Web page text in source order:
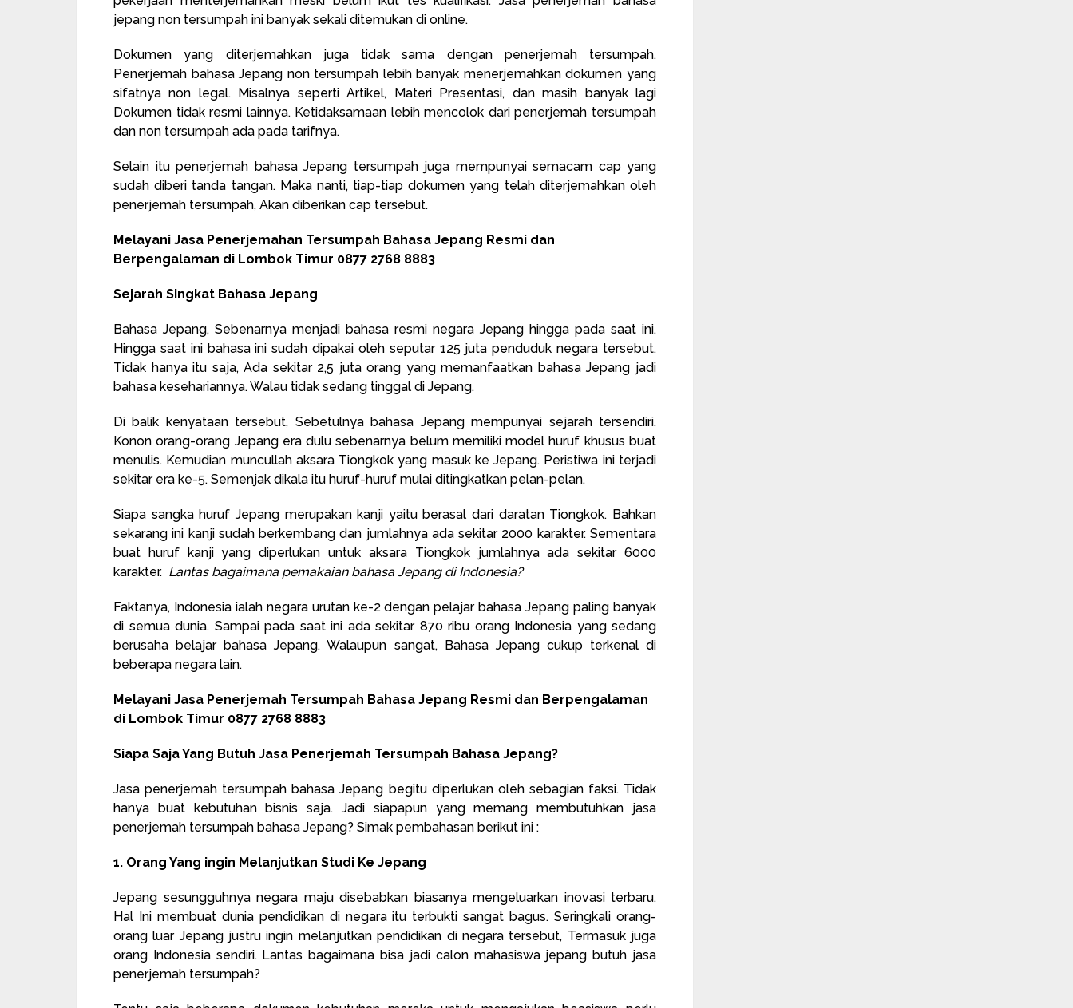
jepang non tersumpah ini banyak sekali ditemukan di online.
Dokumen yang diterjemahkan juga tidak sama dengan penerjemah tersumpah.
Penerjemah bahasa Jepang non tersumpah lebih banyak menerjemahkan dokumen yang
sifatnya non legal. Misalnya seperti Artikel, Materi Presentasi, dan masih banyak lagi
Dokumen tidak resmi lainnya. Ketidaksamaan lebih mencolok dari penerjemah tersumpah
dan non tersumpah ada pada tarifnya.
Selain itu penerjemah bahasa Jepang tersumpah juga mempunyai semacam cap yang
sudah diberi tanda tangan. Maka nanti, tiap-tiap dokumen yang telah diterjemahkan oleh
penerjemah tersumpah, Akan diberikan cap tersebut.
Melayani Jasa Penerjemahan Tersumpah Bahasa Jepang Resmi dan
Berpengalaman di Lombok Timur 0877 2768 8883
Sejarah Singkat Bahasa Jepang
Bahasa Jepang, Sebenarnya menjadi bahasa resmi negara Jepang hingga pada saat ini.
Hingga saat ini bahasa ini sudah dipakai oleh seputar 125 juta penduduk negara tersebut.
Tidak hanya itu saja, Ada sekitar 2,5 juta orang yang memanfaatkan bahasa Jepang jadi
bahasa kesehariannya. Walau tidak sedang tinggal di Jepang.
Di balik kenyataan tersebut, Sebetulnya bahasa Jepang mempunyai sejarah tersendiri.
Konon orang-orang Jepang era dulu sebenarnya belum memiliki model huruf khusus buat
menulis. Kemudian muncullah aksara Tiongkok yang masuk ke Jepang. Peristiwa ini terjadi
sekitar era ke-5. Semenjak dikala itu huruf-huruf mulai ditingkatkan pelan-pelan.
Siapa sangka huruf Jepang merupakan kanji yaitu berasal dari daratan Tiongkok. Bahkan
sekarang ini kanji sudah berkembang dan jumlahnya ada sekitar 2000 karakter. Sementara
buat huruf kanji yang diperlukan untuk aksara Tiongkok jumlahnya ada sekitar 6000
karakter. Lantas bagaimana pemakaian bahasa Jepang di Indonesia?
Faktanya, Indonesia ialah negara urutan ke-2 dengan pelajar bahasa Jepang paling banyak
di semua dunia. Sampai pada saat ini ada sekitar 870 ribu orang Indonesia yang sedang
berusaha belajar bahasa Jepang. Walaupun sangat, Bahasa Jepang cukup terkenal di
beberapa negara lain.
Melayani Jasa Penerjemah Tersumpah Bahasa Jepang Resmi dan Berpengalaman
di Lombok Timur 0877 2768 8883
Siapa Saja Yang Butuh Jasa Penerjemah Tersumpah Bahasa Jepang?
Jasa penerjemah tersumpah bahasa Jepang begitu diperlukan oleh sebagian faksi. Tidak
hanya buat kebutuhan bisnis saja. Jadi siapapun yang memang membutuhkan jasa
penerjemah tersumpah bahasa Jepang? Simak pembahasan berikut ini :
1. Orang Yang ingin Melanjutkan Studi Ke Jepang
Jepang sesungguhnya negara maju disebabkan biasanya mengeluarkan inovasi terbaru.
Hal Ini membuat dunia pendidikan di negara itu terbukti sangat bagus. Seringkali orang-
orang luar Jepang justru ingin melanjutkan pendidikan di negara tersebut, Termasuk juga
orang Indonesia sendiri. Lantas bagaimana bisa jadi calon mahasiswa jepang butuh jasa
penerjemah tersumpah?